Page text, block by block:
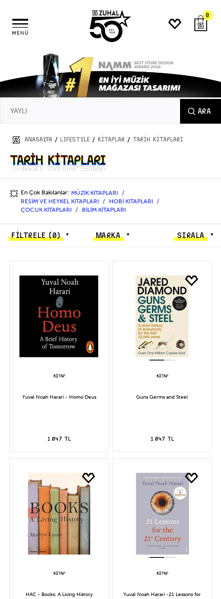
MENÜ
0
ARA
ANASAYFA / LIFESTYLE / KİTAPLAR / TARİH KİTAPLARI
TARİH KİTAPLARI
TARİH KİTAPLARI
💥 En Çok Bakılanlar: MÜZİK KİTAPLARI
RESİM VE HEYKEL KİTAPLARI
HOBİ KİTAPLARI
ÇOCUK KİTAPLARI
BİLİM KİTAPLARI
FİLTRELE(0) MARKA SIRALA
Yuval Noah Harari - Homo Deus
1.047 TL
Guns Germs and Steel
1.047 TL
HAC - Books: A Living History
Yuval Noah Harari -21 Lessons for